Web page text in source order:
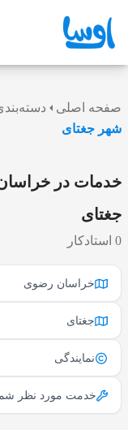
صفحه اصلی
شهر جغتای
خدمات در
جغتای
0 استادکار
خراسان رضوی
جغتای
نمایندگی
خدمت مورد نظر